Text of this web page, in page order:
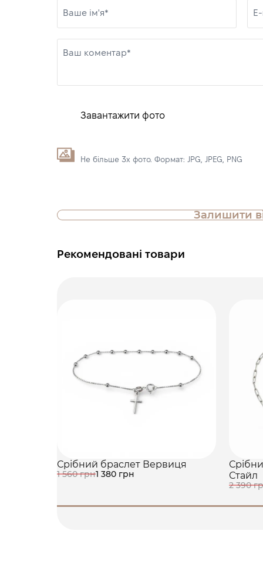
Ваше ім'я*
Ваш коментар*
Завантажити фото
Не більше 3х фото. Формат: JPG, JPEG, PNG
Залишити
Рекомендовані товари
Срібний браслет Вервиця
1 560 грн1 380 грн
Стайл
2 390